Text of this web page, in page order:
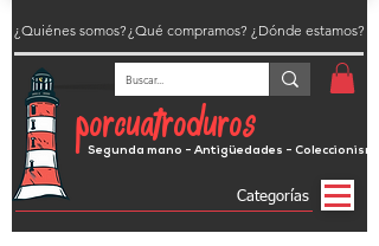
porcuatroduros
Segunda mano - Antigüedades - Coleccionismo
¿Dónde estamos?
¿Quiénes somos?
Categorías
¿Qué compramos?